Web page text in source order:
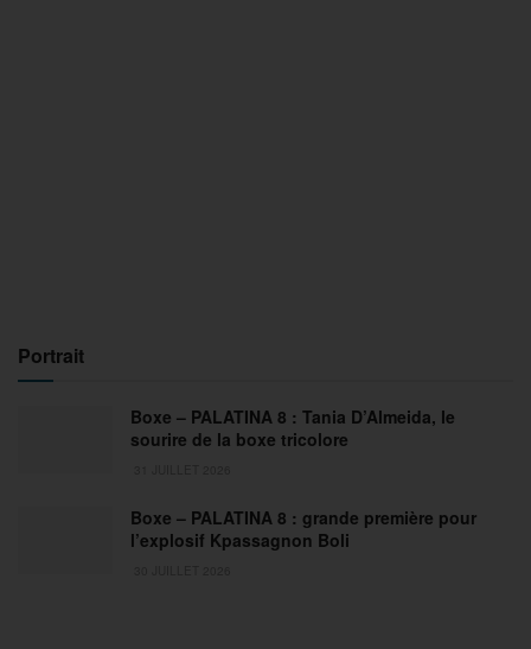
Portrait
Boxe – PALATINA 8 : Tania D’Almeida, le
sourire de la boxe tricolore
Boxe – PALATINA 8 : grande première pour
l’explosif Kpassagnon Boli